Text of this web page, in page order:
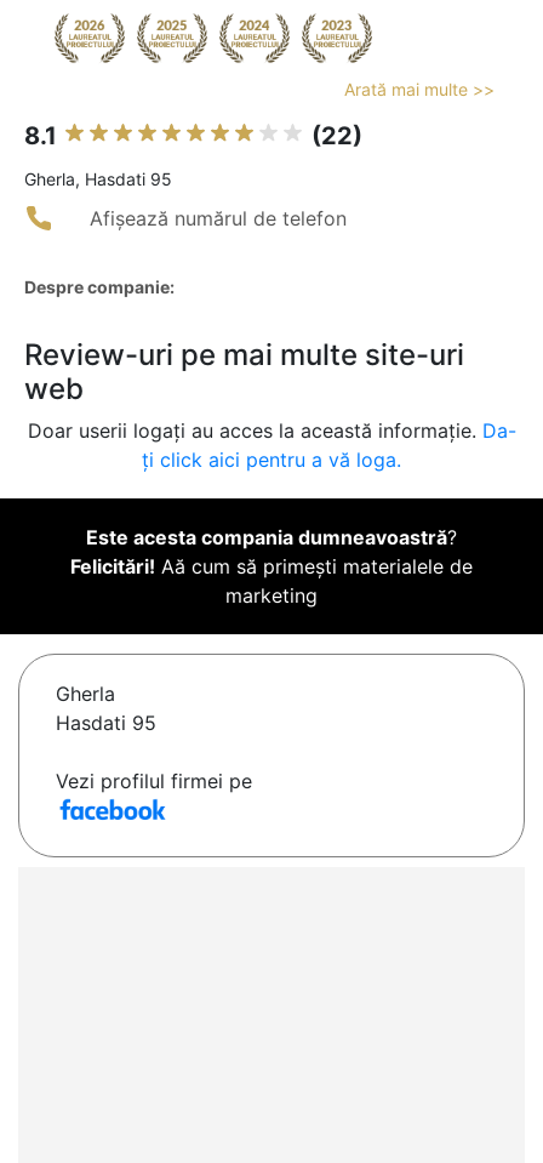
Arată mai multe >>
8.1 (22)
Gherla, Hasdati 95
Afișează numărul de telefon
Despre companie:
Review-uri pe mai multe site-uri
web
Doar userii logați au acces la această informație. Da-
ți click aici pentru a vă loga.
Este acesta compania dumneavoastră?
Felicitări! Aă cum să primești materialele de
marketing
Gherla
Hasdati 95
Vezi profilul firmei pe